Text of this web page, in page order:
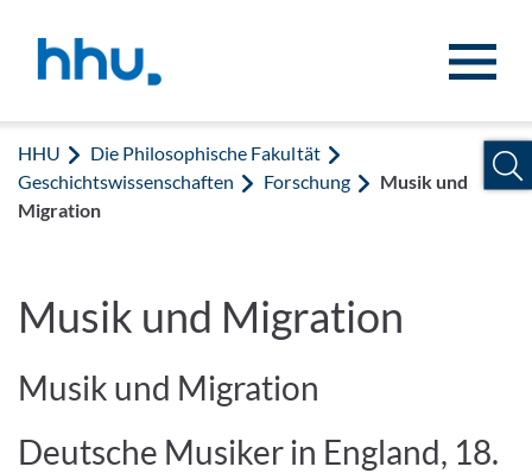
HHU
Die Philosophische Fakultät
Geschichtswissenschaften
Forschung
Musik und
Migration
Musik und Migration
Musik und Migration
Deutsche Musiker in England, 18.